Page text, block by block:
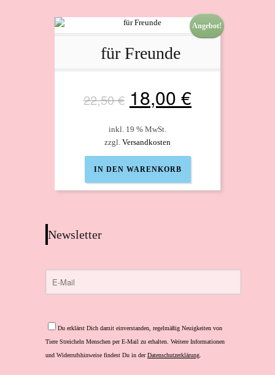
Angebot!
für Freunde
22,50€ Ursprünglicher
Preis
war:
22,50 €
18,00 €Aktueller
ist:
18,00 €.
inkl. 19 % MwSt.
zzgl. Versandkosten
IN DEN WARENKORB
Newsletter
lasse
dieses
Feld
Du erklärst Dich damit einverstanden, regelmäßig Neuigkeiten von
Tiere Streicheln Menschen per E-Mail zu erhalten. Weitere Informationen
und Widerrufshinweise findest Du in derDatenschutzerklärung